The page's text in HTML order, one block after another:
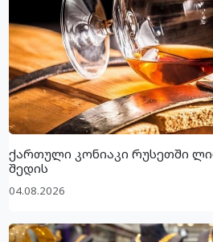
ქართული კონიაკი რუსეთში
შედის
04.08.2026